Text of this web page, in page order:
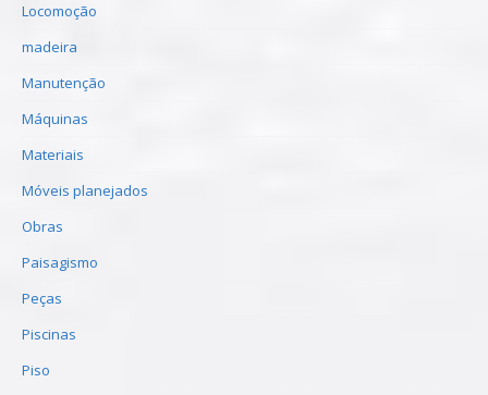
Locomoção
madeira
Manutenção
Máquinas
Materiais
Móveis planejados
Obras
Paisagismo
Peças
Piscinas
Piso